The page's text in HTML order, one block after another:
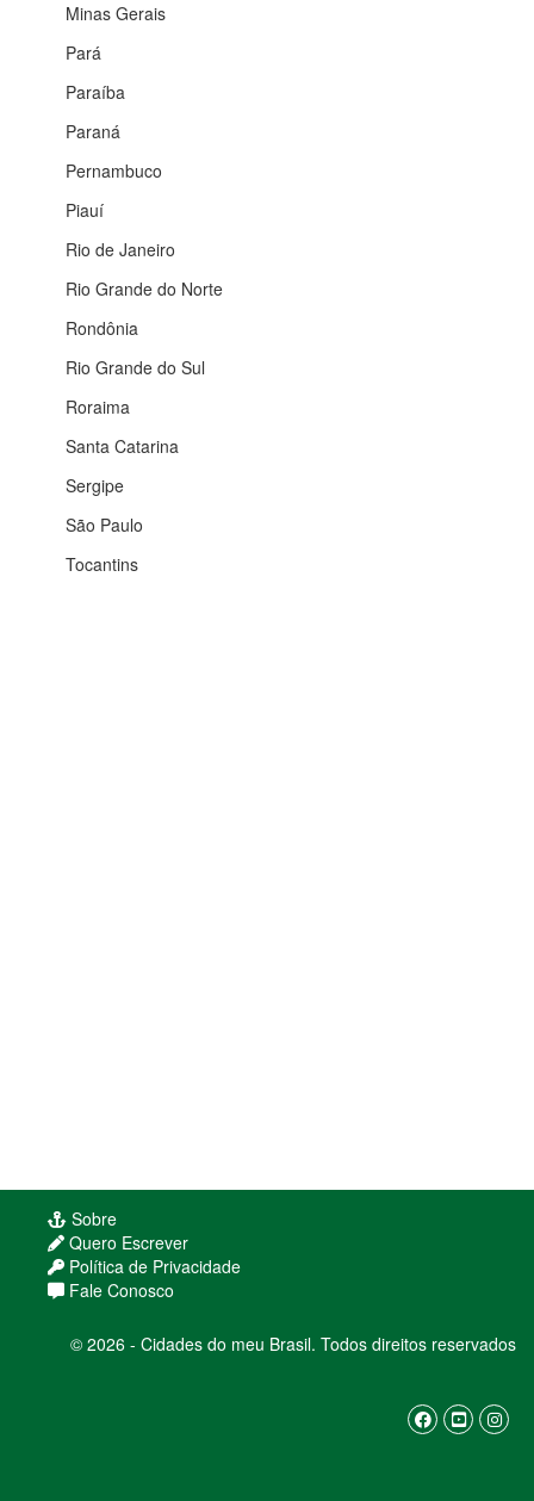
Minas Gerais
Pará
Paraíba
Paraná
Pernambuco
Piauí
Rio de Janeiro
Rio Grande do Norte
Rondônia
Rio Grande do Sul
Roraima
Santa Catarina
Sergipe
São Paulo
Tocantins
Sobre
Quero Escrever
Política de Privacidade
Fale Conosco
© 2026 - Cidades do meu Brasil. Todos direitos reservados